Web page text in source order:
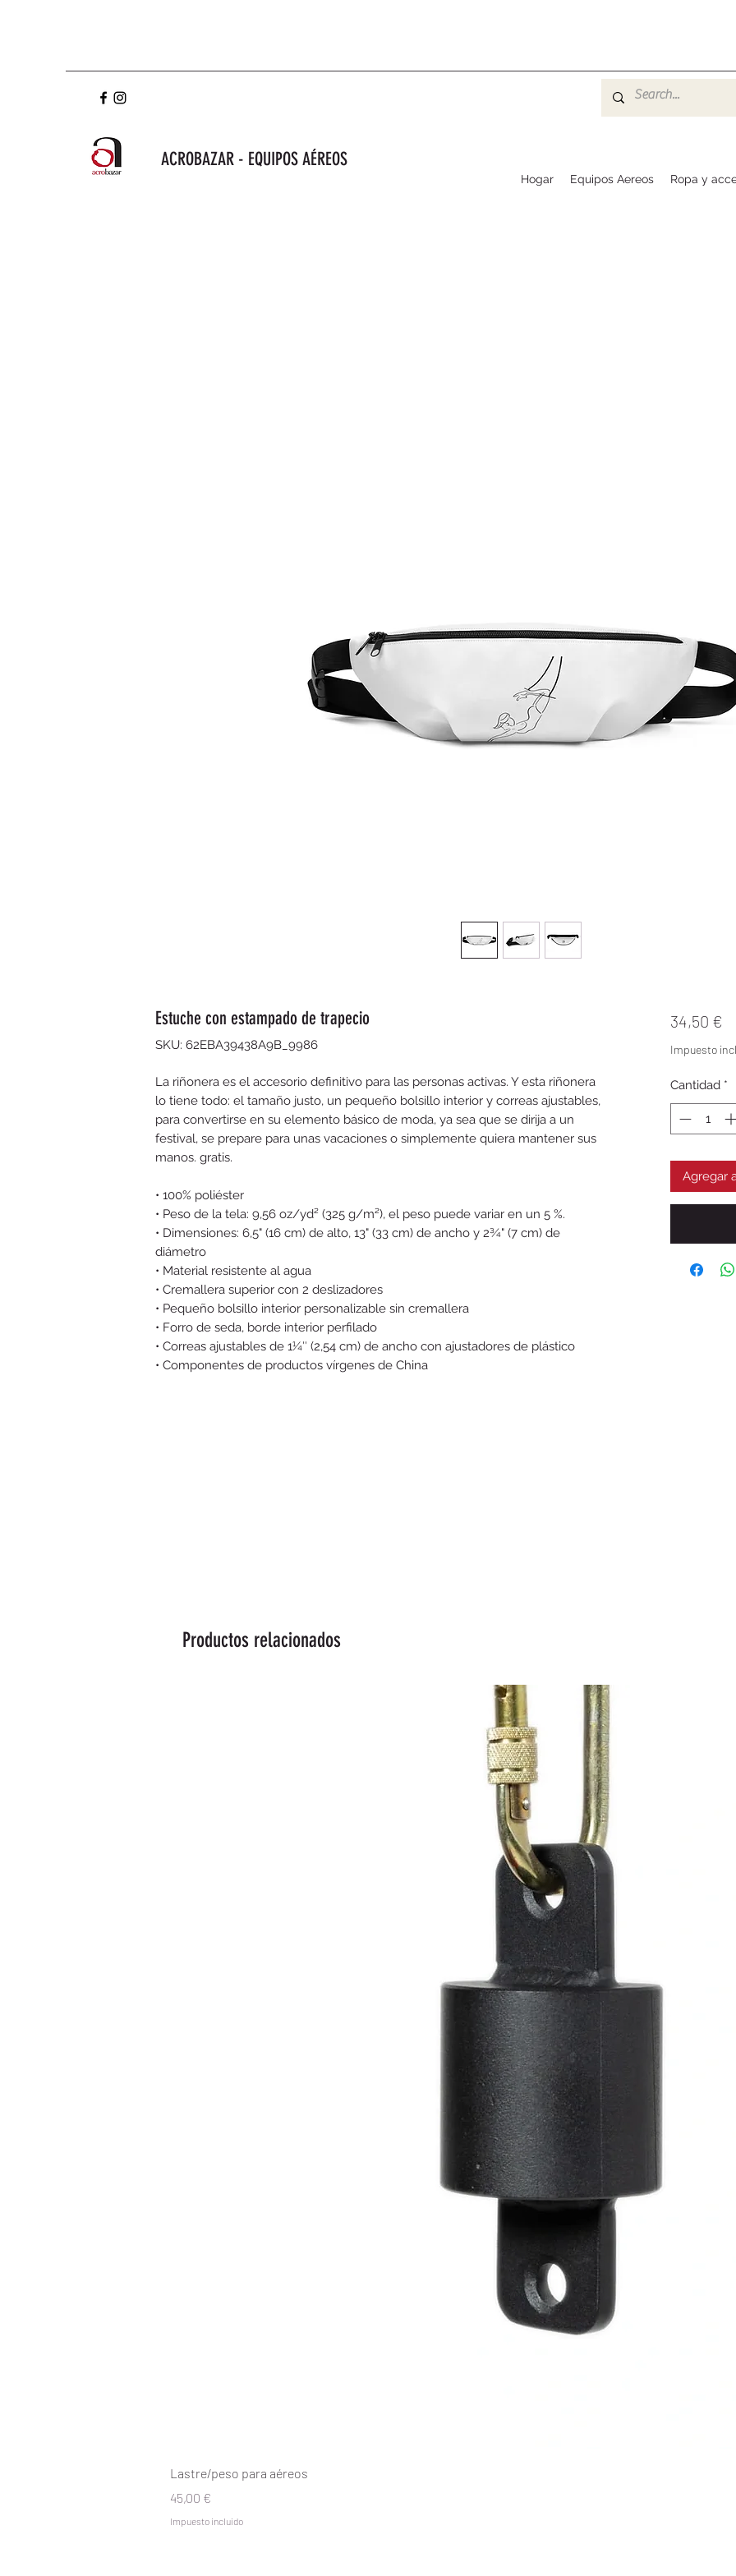
ACROBAZAR - EQUIPOS AÉREOS
Hogar Equipos Aereos Ropa y
Estuche con estampado de trapecio
SKU: 62EBA39438A9B_9986
La riñonera es el accesorio definitivo para las personas activas. Y esta riñonera
lo tiene todo: el tamaño justo, un pequeño bolsillo interior y correas ajustables,
para convertirse en su elemento básico de moda, ya sea que se dirija a un
festival, se prepare para unas vacaciones o simplemente quiera mantener sus
manos. gratis.
• 100% poliéster
• Peso de la tela: 9,56 oz/yd² (325 g/m²), el peso puede variar en un 5 %.
• Dimensiones: 6,5" (16 cm) de alto, 13" (33 cm) de ancho y 2¾" (7 cm) de
diámetro
• Material resistente al agua
• Cremallera superior con 2 deslizadores
• Pequeño bolsillo interior personalizable sin cremallera
• Forro de seda, borde interior perfilado
• Correas ajustables de 1¼″ (2,54 cm) de ancho con ajustadores de plástico
• Componentes de productos vírgenes de China
34,50 €
Impuesto
Cantidad *
Agregar
Productos relacionados
Lastre/peso para aéreos
Precio
45,00 €
Impuesto incluido